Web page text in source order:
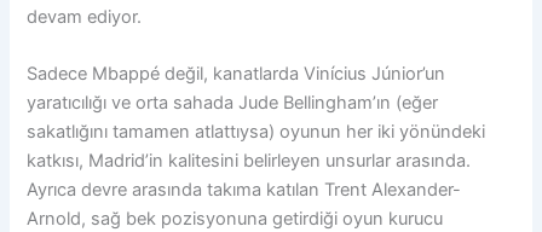
devam ediyor.
Sadece Mbappé değil, kanatlarda Vinícius Júnior’un
yaratıcılığı ve orta sahada Jude Bellingham’ın (eğer
sakatlığını tamamen atlattıysa) oyunun her iki yönündeki
katkısı, Madrid’in kalitesini belirleyen unsurlar arasında.
Ayrıca devre arasında takıma katılan Trent Alexander-
Arnold, sağ bek pozisyonuna getirdiği oyun kurucu